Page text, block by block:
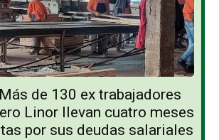
de 130 ex trabajadores
Linor llevan cuatro meses
por sus deudas salariales